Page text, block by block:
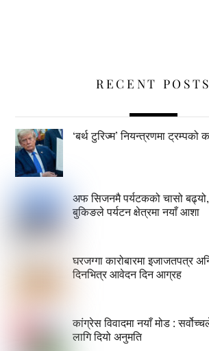
RECENT POSTS
‘बर्थ टुरिज्म’ नियन्त्रणमा ट्रम्पको
अफ सिजनमै पर्यटकको चासो
बुकिङले पर्यटन क्षेत्रमा नयाँ आशा
घरजग्गा कारोबारमा इजाजतपत्र
दिनभित्र आवेदन दिन आग्रह
कांग्रेस विवादमा नयाँ मोड :
लागि दियो अनुमति